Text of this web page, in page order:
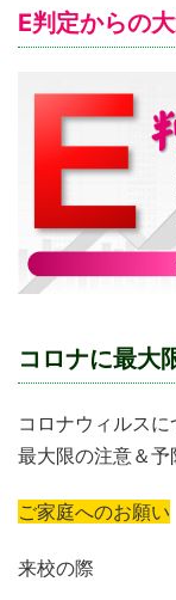
E判定からの大
コロナに最大
コロナウィルスに
最大限の注意＆予
ご家庭へのお願い
来校の際